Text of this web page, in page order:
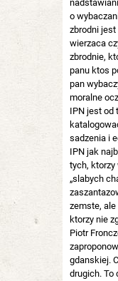
o
zbrodni
wierzaca
zbrodnie,
panu ktos
pan
moralne
IPN jest od
sadzenia i
IPN jak
tych, ktorzy
„slabych
zemste,
ktorzy nie
Piotr
gdanskiej.
drugich. To